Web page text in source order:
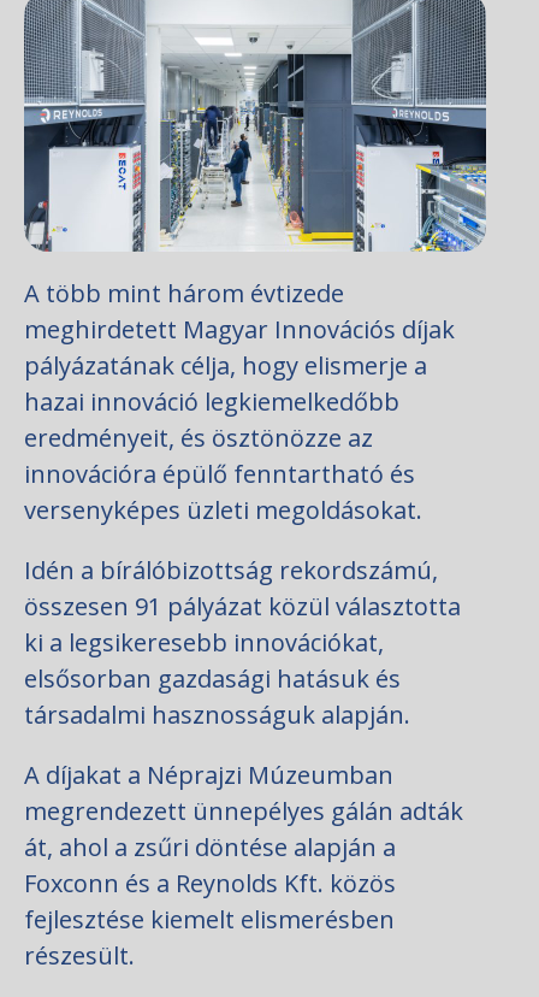
A több mint három évtizede
meghirdetett Magyar Innovációs díjak
pályázatának célja, hogy elismerje a
hazai innováció legkiemelkedőbb
eredményeit, és ösztönözze az
innovációra épülő fenntartható és
versenyképes üzleti megoldásokat.
Idén a bírálóbizottság rekordszámú,
összesen 91 pályázat közül választotta
ki a legsikeresebb innovációkat,
elsősorban gazdasági hatásuk és
társadalmi hasznosságuk alapján.
A díjakat a Néprajzi Múzeumban
megrendezett ünnepélyes gálán adták
át, ahol a zsűri döntése alapján a
Foxconn és a Reynolds Kft. közös
fejlesztése kiemelt elismerésben
részesült.